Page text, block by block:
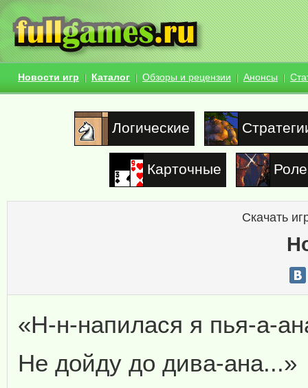
Новости игр Каталог Обзоры и рецензии Анонсы
Логические
Карточные
Скачать
«Н-н-напилася я пья-а-
Не дойду до дива-ана...»